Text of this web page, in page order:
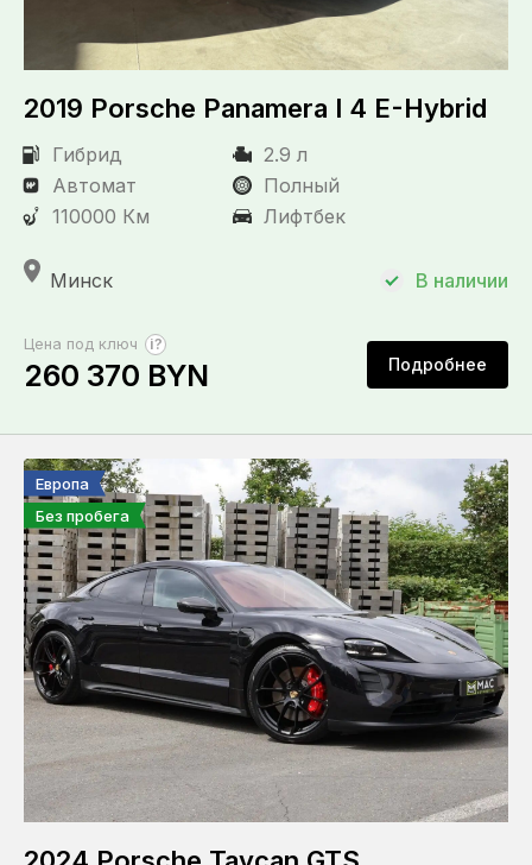
2019 Porsche Panamera I 4 E-Hybrid
Гибрид
2.9 л
Автомат
Полный
110000 Км
Лифтбек
Минск
Цена под ключ ?
260 370 BYN Подробнее
В наличии
Европа
Без пробега